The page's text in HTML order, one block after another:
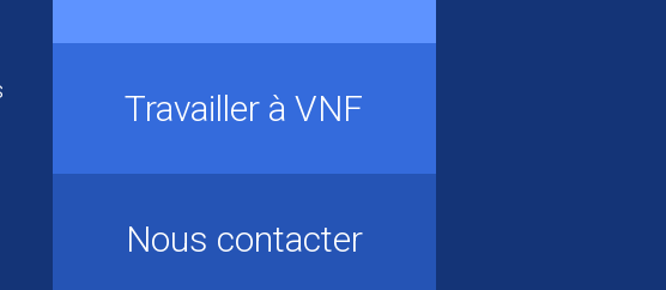
Travailler à VNF
Nous contacter